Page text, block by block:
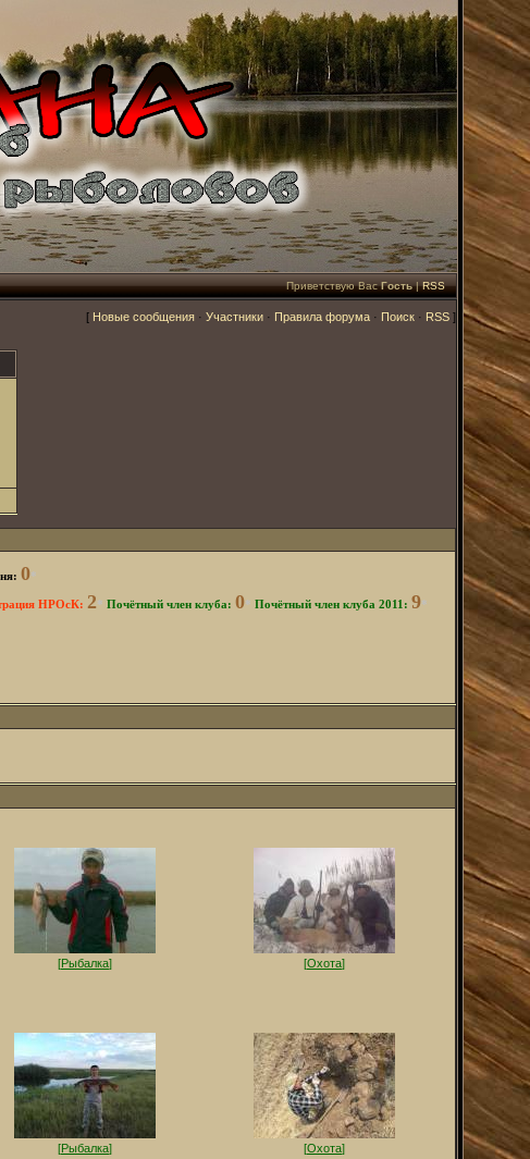
Приветствую Вас Гость|RSS
[ Новые сообщения · Участники · Правила форума · Поиск · RSS ]
0*
НРОсК: 2* Почётный член клуба: 0* Почётный член клуба 2011: 9*
[Рыбалка] [Охота]
[Рыбалка] [Охота]